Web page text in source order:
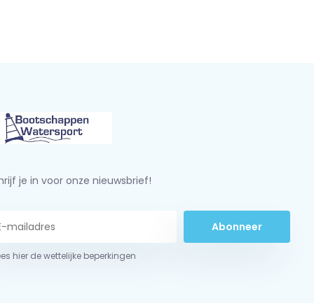
je in voor onze nieuwsbrief!
Abonneer
hier de wettelijke beperkingen